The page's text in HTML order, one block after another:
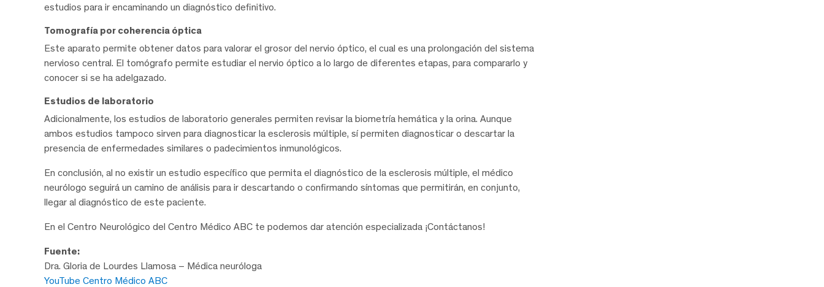
estudios para ir encaminando un diagnóstico definitivo.
Tomografía por coherencia óptica
Este aparato permite obtener datos para valorar el grosor del nervio óptico, el cual es una prolongación del sistema
nervioso central. El tomógrafo permite estudiar el nervio óptico a lo largo de diferentes etapas, para compararlo y
conocer si se ha adelgazado.
Estudios de laboratorio
Adicionalmente, los estudios de laboratorio generales permiten revisar la biometría hemática y la orina. Aunque
ambos estudios tampoco sirven para diagnosticar la esclerosis múltiple, sí permiten diagnosticar o descartar la
presencia de enfermedades similares o padecimientos inmunológicos.
En conclusión, al no existir un estudio específico que permita el diagnóstico de la esclerosis múltiple, el médico
neurólogo seguirá un camino de análisis para ir descartando o confirmando síntomas que permitirán, en conjunto,
llegar al diagnóstico de este paciente.
En el Centro Neurológico del Centro Médico ABC te podemos dar atención especializada ¡Contáctanos!
Fuente:
Dra. Gloria de Lourdes Llamosa – Médica neuróloga
YouTube Centro Médico ABC